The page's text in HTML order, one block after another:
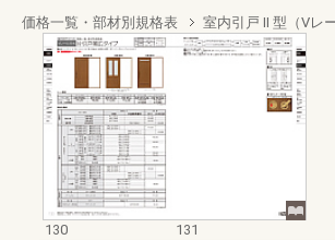
価格一覧・部材別規格表 室内引戸 II 型（Vレ
130
131